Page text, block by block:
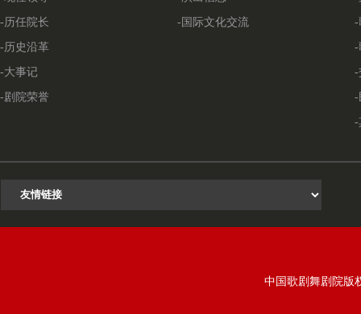
-历任院长
-历史沿革
-大事记
-剧院荣誉
-国际文化交流 -
-
-
-
-
中国歌剧舞剧院版